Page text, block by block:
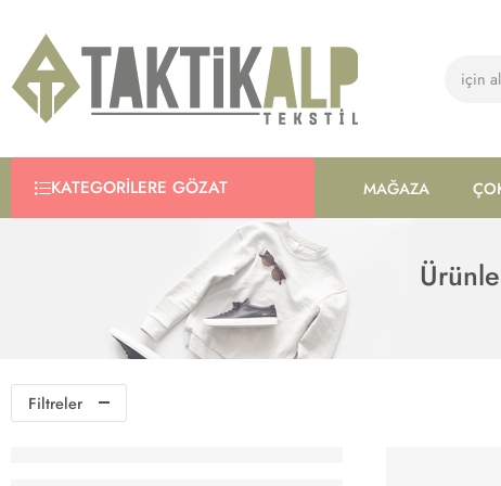
KATEGORILERE GÖZAT MAĞAZA
Filtreler